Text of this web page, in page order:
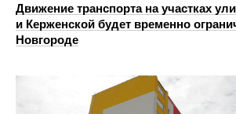
Движение транспорта на участках
и Керженской будет временно
Новгороде